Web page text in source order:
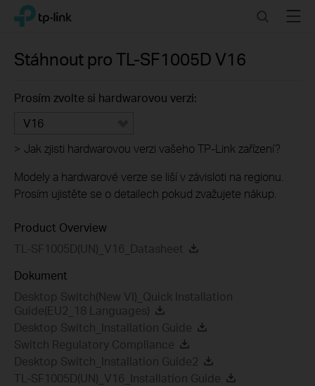
Click
navigation
TP-Link, Reliably Smart SearchMenu
Stáhnout proTL-SF1005D V16
Prosím zvolte si hardwarovou verzi:
V16
> Jak zjisti hardwarovou verzi vašeho TP-Link zařízení?
Modely a hardwarové verze se liší v závisloti na regionu.
Prosím ujistěte se o detailech pokud zvažujete nákup.
Product Overview
TL-SF1005D(UN)_V16_Datasheet
Dokument
Desktop Switch(New VI)_Quick Installation
Guide(EU2_18 Languages)
Desktop Switch_Installation Guide
Switch Regulatory Compliance
Desktop Switch_Installation Guide2
TL-SF1005D(UN)_V16_Installation Guide